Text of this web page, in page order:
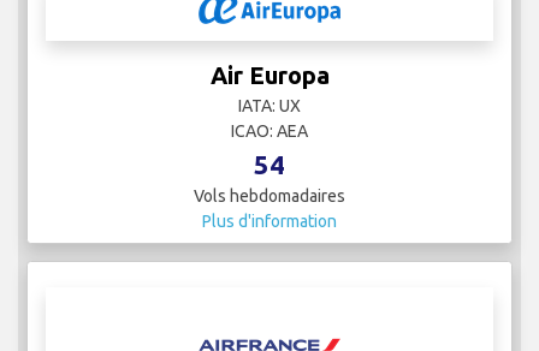
Air Europa
IATA: UX
ICAO: AEA
54
Vols hebdomadaires
Plus d'information